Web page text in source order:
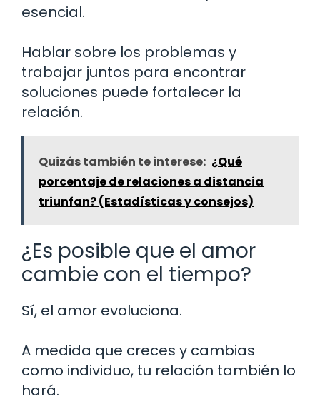
esencial.
Hablar sobre los problemas y
trabajar juntos para encontrar
soluciones puede fortalecer la
relación.
Quizás también te interese: ¿Qué
porcentaje de relaciones a distancia
triunfan? (Estadísticas y consejos)
¿Es posible que el amor
cambie con el tiempo?
Sí, el amor evoluciona.
A medida que creces y cambias
como individuo, tu relación también lo
hará.